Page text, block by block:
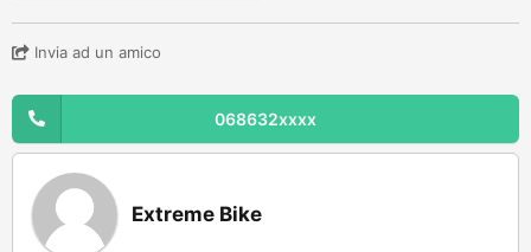
Invia ad un amico
068632xxxx
Extreme Bike